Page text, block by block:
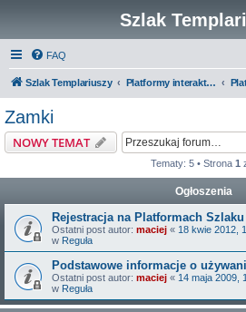
Szlak
FAQ
Szlak Templariuszy Platformy interaktywne Szlaku Templariuszy
Zamki
NOWY TEMAT
Tematy: 5 • Strona 1
Ogłoszenia
Rejestracja na Platformach Szlaku
Ostatni post autor: maciej « 18 kwie 2012,
w Reguła
Podstawowe informacje o
Ostatni post autor: maciej « 14 maja 2009,
w Reguła